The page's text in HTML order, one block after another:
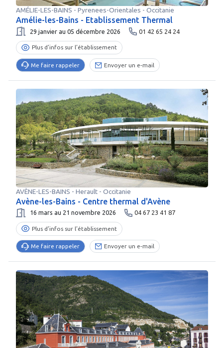
AMÉLIE-LES-BAINS - Pyrenees-Orientales - Occitanie
Amélie-les-Bains - Etablissement Thermal
29 janvier au 05 décembre 2026 01 42 65 24 24
Plus d’infos sur l’établissement
Me faire rappeler Envoyer un e-mail
AVÈNE-LES-BAINS - Herault- Occitanie
Avène-les-Bains - Centre thermal d'Avène
16 mars au 21 novembre 2026 04 67 23 41 87
Plus d’infos sur l’établissement
Me faire rappeler Envoyer un e-mail